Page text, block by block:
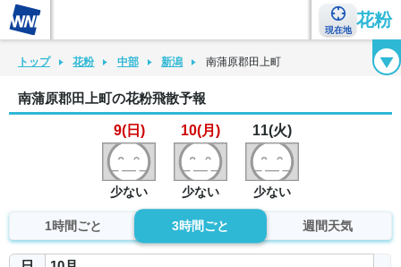
現在地
花粉
花粉カレンダー 花粉図鑑 花粉症チェックシート 花粉症ハンドブック
トップ 花粉 中部 新潟 南蒲原郡田上町
南蒲原郡田上町の花粉飛散予報
9(日)
少ない
10(月)
少ない
11(火)
少ない
1時間ごと 3時間ごと 週間天気